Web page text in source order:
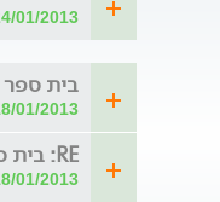
24/01/2013 | 00:14 | מאת:
בית
18/01/2013 | 05:02 | מאת:
RE: בית ספר לילדים על הספקטרום
18/01/2013 | 08:18 | מאת: דורון